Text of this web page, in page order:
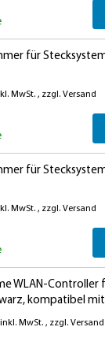
für
MwSt. , zzgl. Versand
für
MwSt. , zzgl. Versand
WLAN-Controller
kompatibel
inkl. MwSt. , zzgl. Versand